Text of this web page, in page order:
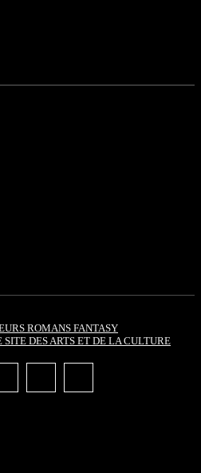
ROMANS FANTASY
SITE DES ARTS ET DE LA CULTURE